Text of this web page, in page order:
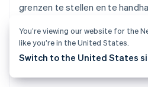
grenzen te stellen en te
om een
personeelshandboek waarin
gedeeld en wat alleen intern
You’re viewing our website for the
like you’re in the United States.
Switch to the United States